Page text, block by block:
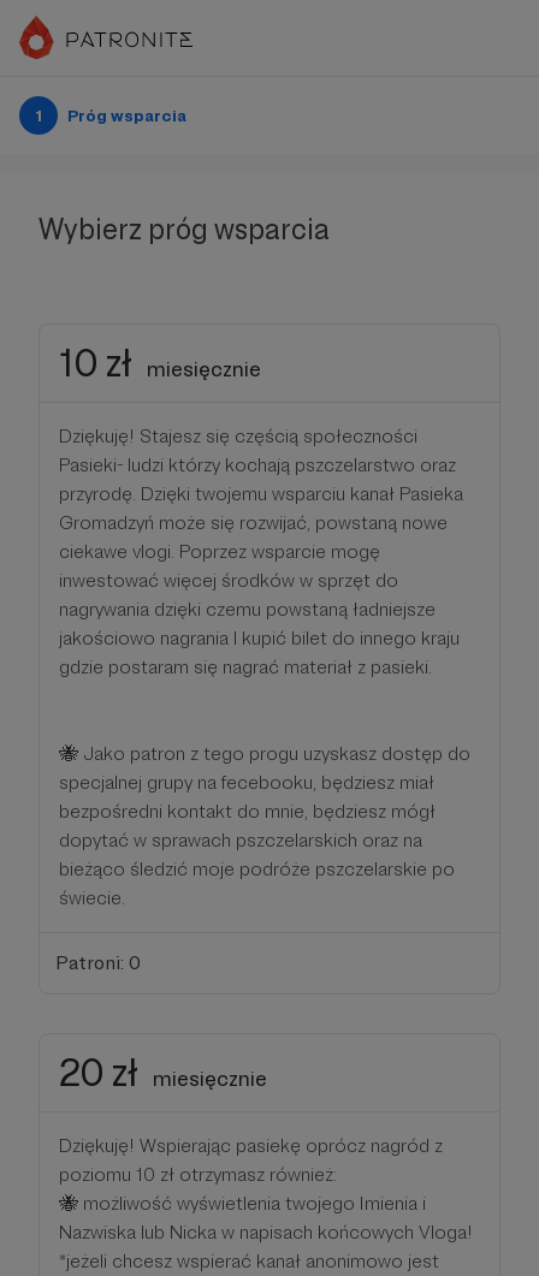
1 Próg wsparcia
Wybierz próg wsparcia
10 zł miesięcznie
Dziękuję! Stajesz się częścią społeczności
Pasieki- ludzi którzy kochają pszczelarstwo oraz
przyrodę. Dzięki twojemu wsparciu kanał Pasieka
Gromadzyń może się rozwijać, powstaną nowe
ciekawe vlogi. Poprzez wsparcie mogę
inwestować więcej środków w sprzęt do
nagrywania dzięki czemu powstaną ładniejsze
jakościowo nagrania l kupić bilet do innego kraju
gdzie postaram się nagrać materiał z pasieki.
🐝 Jako patron z tego progu uzyskasz dostęp do
specjalnej grupy na fecebooku, będziesz miał
bezpośredni kontakt do mnie, będziesz mógł
dopytać w sprawach pszczelarskich oraz na
bieżąco śledzić moje podróże pszczelarskie po
świecie.
Patroni: 0
20 zł miesięcznie
Dziękuję! Wspierając pasiekę oprócz nagród z
poziomu 10 zł otrzymasz również:
🐝 możliwość wyświetlenia twojego Imienia i
Nazwiska lub Nicka w napisach końcowych Vloga!
*jeżeli chcesz wspierać kanał anonimowo jest